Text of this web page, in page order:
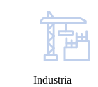
Industria